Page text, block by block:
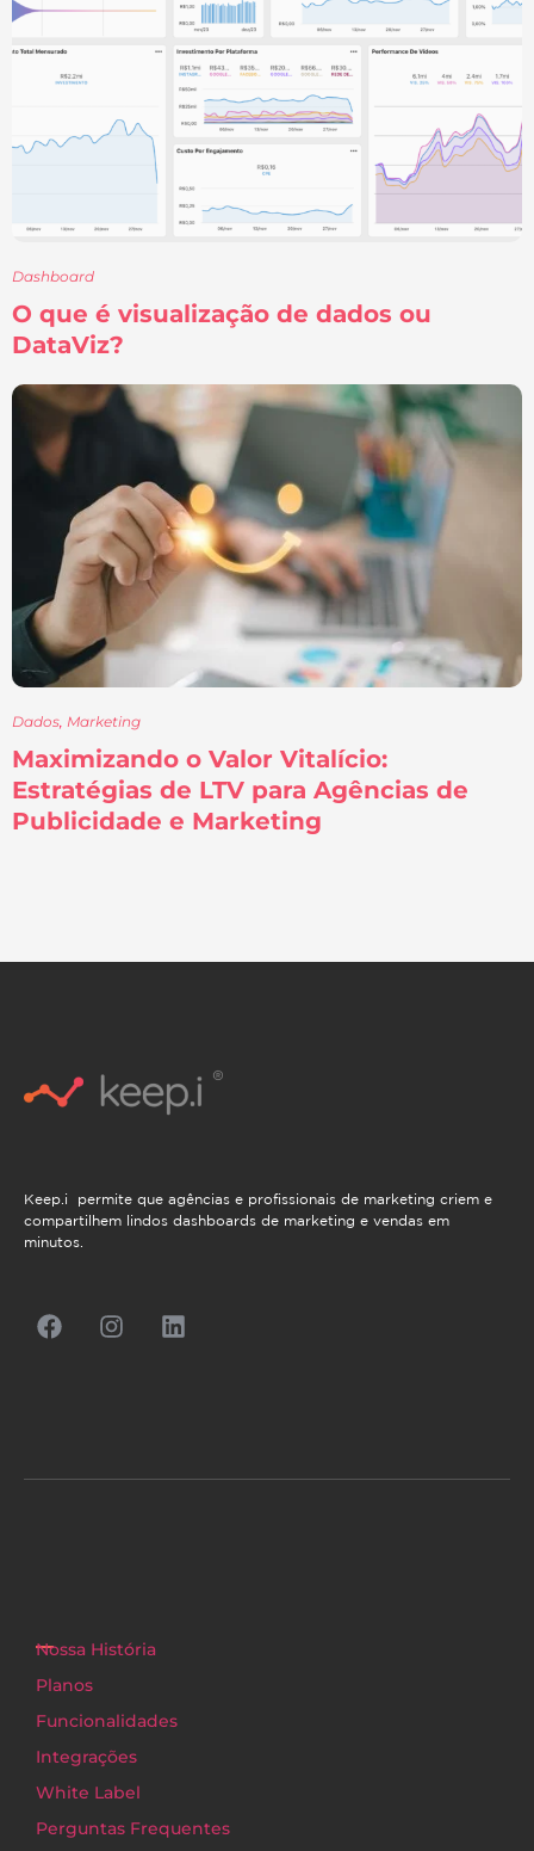
Dashboard
O que é visualização de dados ou
DataViz?
Dados, Marketing
Maximizando o Valor Vitalício:
Estratégias de LTV para Agências de
Publicidade e Marketing
Keep.i permite que agências e profissionais de marketing criem e
compartilhem lindos dashboards de marketing e vendas em
minutos.
Nossa História
Planos
Funcionalidades
Integrações
White Label
Perguntas Frequentes